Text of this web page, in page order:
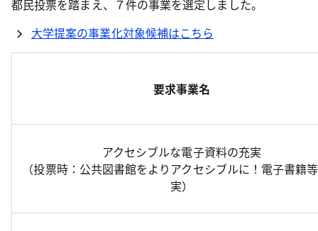
都民投票を踏まえ、７件の事業を選定しました。
大学提案の事業化対象候補はこちら
要求事業名
アクセシブルな電子資料の充実
（投票時：公共図書館をよりアクセシブルに！電子書籍
実）